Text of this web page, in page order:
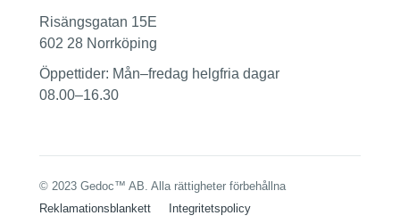
Risängsgatan 15E
602 28 Norrköping
Öppettider: Mån–fredag helgfria dagar
08.00–16.30
© 2023 Gedoc™ AB. Alla rättigheter förbehållna
Reklamationsblankett
Integritetspolicy